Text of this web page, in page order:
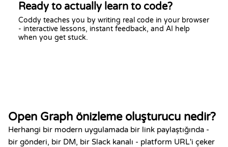
Ready to actually learn to code?
Coddy teaches you by writing real code in your browser
- interactive lessons, instant feedback, and AI help
when you get stuck.
Open Graph önizleme oluşturucu nedir?
Herhangi bir modern uygulamada bir link paylaştığında -
bir gönderi, bir DM, bir Slack kanalı - platform URL'i çeker